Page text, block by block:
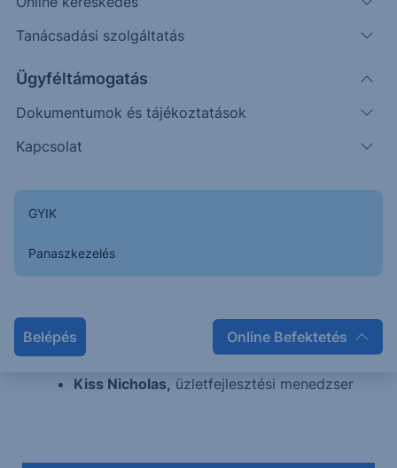
Tanácsadási szolgáltatás
Ügyféltámogatás
Dokumentumok és tájékoztatások
Kapcsolat
GYIK
Panaszkezelés
Belépés Online Befektetés
Meghallgathatod Spotify-on
is!https://open.spotify.com/episode/1eGAU97gswjf
Tematika:
Olajpiaci hatásról röviden
Piaci pozícionáltság
Pletser Tamás
, olaj-és gázipari elemző
Vincze Ádám,
portfólió menedzser
Kiss Nicholas, üzletfejlesztési menedzser